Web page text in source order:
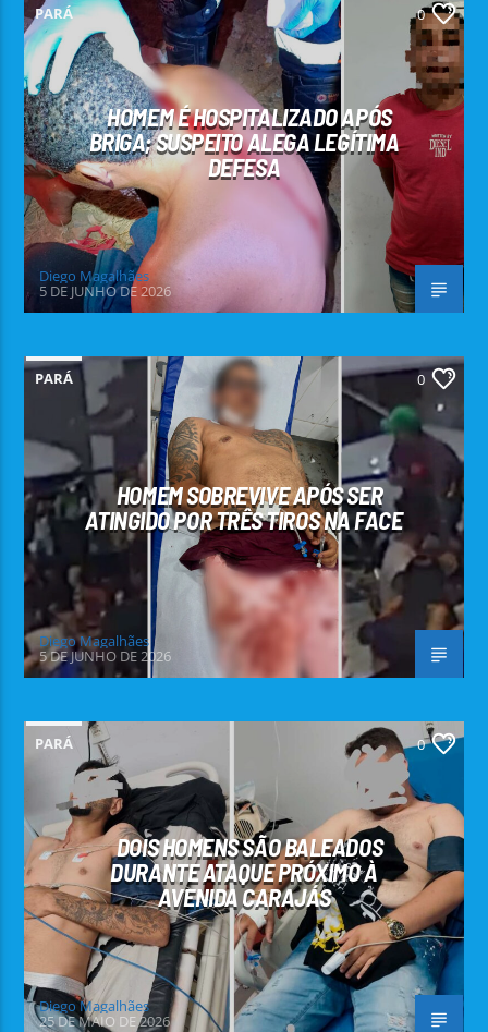
PARÁ 0
HOMEM É HOSPITALIZADO APÓS
BRIGA; SUSPEITO ALEGA LEGÍTIMA
DEFESA
Diego Magalhães
5 DE JUNHO DE 2026
PARÁ 0
HOMEM SOBREVIVE APÓS SER
ATINGIDO POR TRÊS TIROS NA FACE
Diego Magalhães
5 DE JUNHO DE 2026
PARÁ 0
DOIS HOMENS SÃO BALEADOS
DURANTE ATAQUE PRÓXIMO À
AVENIDA CARAJÁS
Diego Magalhães
25 DE MAIO DE 2026